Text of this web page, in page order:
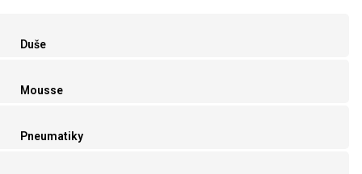
Duše
Mousse
Pneumatiky